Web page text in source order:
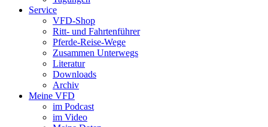
Service
VFD-Shop
Ritt- und Fahrtenführer
Pferde-Reise-Wege
Zusammen Unterwegs
Literatur
Downloads
Archiv
Meine VFD
im Podcast
im Video